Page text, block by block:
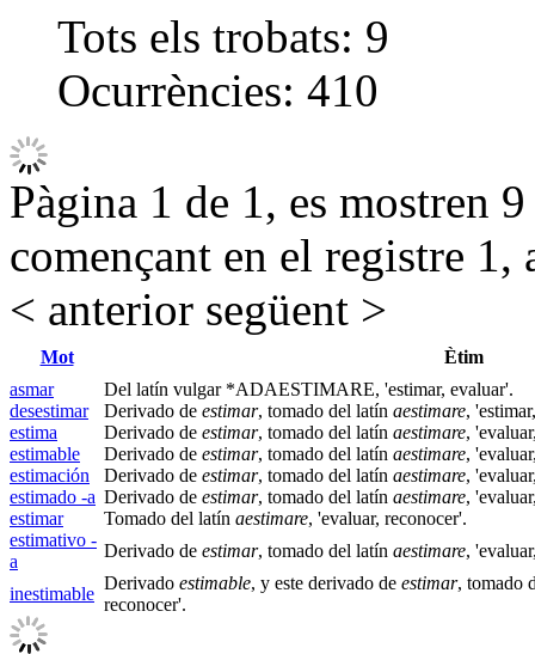
Tots els trobats: 9
Ocurrències: 410
Pàgina 1 de 1, es mostren
començant en el registre 1,
< anterior següent >
Mot
Ètim
asmar
Del latín vulgar *ADAESTIMARE, 'estimar, evaluar'.
desestimar
Derivado de estimar, tomado del latín aestimare,
estima
Derivado de estimar, tomado del latín aestimare,
estimable
Derivado de estimar, tomado del latín aestimare,
estimación
Derivado de estimar, tomado del latín aestimare,
estimado -a Derivado de estimar, tomado del latín aestimare,
estimar
Tomado del latín aestimare, 'evaluar, reconocer'.
estimativo -
a
Derivado de estimar, tomado del latín aestimare,
inestimable
Derivado estimable, y este derivado de estimar, tomado
reconocer'.